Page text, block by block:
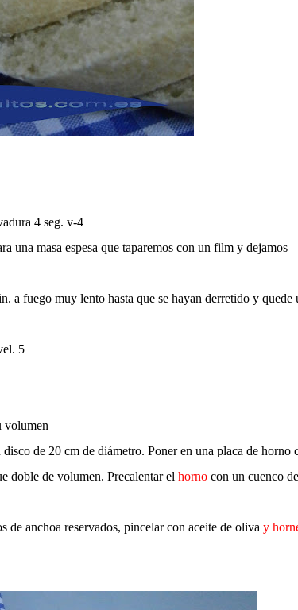
4 seg. v-4
una masa espesa que taparemos con un film y dejamos
a fuego muy lento hasta que se hayan derretido y quede
5
volumen
de 20 cm de diámetro. Poner en una placa de horno
doble de volumen. Precalentar el hornocon un cuenco de
de anchoa reservados, pincelar con aceite de oliva y